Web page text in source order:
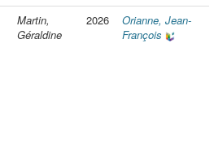
Martin,
Géraldine
2026
Orianne, Jean-
François